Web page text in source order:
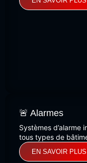
🚨 Alarmes
Systèmes d’alarme
tous types de
EN SAVOIR PLUS